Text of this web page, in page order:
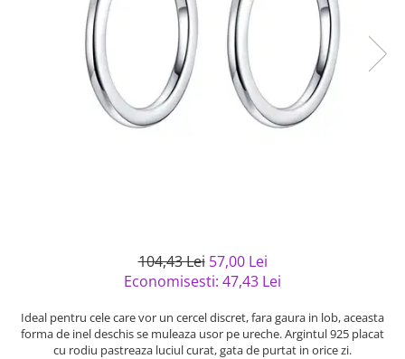
semipretioase
Bijuterii argint placat cu aur
Bijuterii argint cu diverse
Bijuterii argint cu murano
Bijuterii de Lux
Bijuterii gotice si rock
Bijuterii Handmade
Bijuterii fantezie
104,43 Lei 57,00 Lei
Economisesti: 47,43 Lei
Ideal pentru cele care vor un cercel discret, fara gaura in lob, aceasta
forma de inel deschis se muleaza usor pe ureche. Argintul 925 placat
cu rodiu pastreaza luciul curat, gata de purtat in orice zi.